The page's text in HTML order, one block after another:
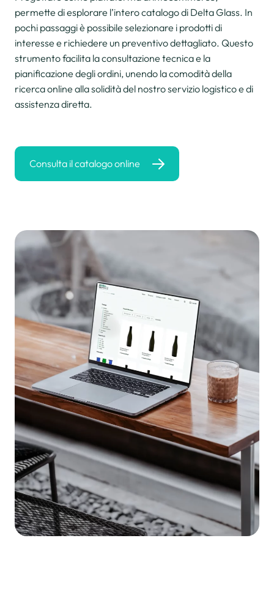
permette di esplorare l’intero catalogo di Delta Glass. In
pochi passaggi è possibile selezionare i prodotti di
interesse e richiedere un preventivo dettagliato. Questo
strumento facilita la consultazione tecnica e la
pianificazione degli ordini, unendo la comodità della
ricerca online alla solidità del nostro servizio logistico e di
assistenza diretta.
Consulta il catalogo online